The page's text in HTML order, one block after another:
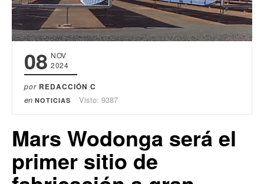
08 NOV
2024
por REDACCIÓN C
en NOTICIAS Visto: 9387
Mars Wodonga será el
primer sitio de